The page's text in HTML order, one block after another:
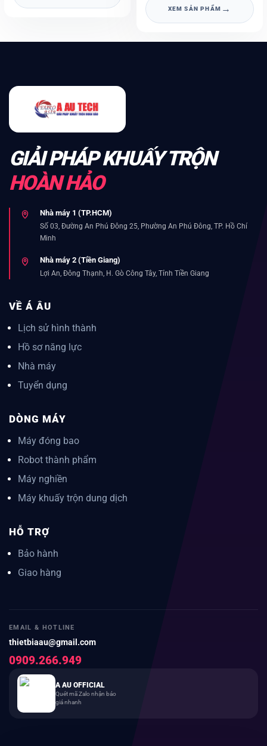
XEM SẢN PHẨM →
GIẢI PHÁP KHUẤY TRỘN
HOÀN HẢO
Nhà máy 1 (TP.HCM)
Số 03, Đường An Phú Đông 25, Phường An Phú Đông, TP. Hồ Chí
Minh
Nhà máy 2 (Tiền Giang)
Lợi An, Đông Thạnh, H. Gò Công Tây, Tỉnh Tiền Giang
VỀ Á ÂU
Lịch sử hình thành
Hồ sơ năng lực
Nhà máy
Tuyển dụng
DÒNG MÁY
Máy đóng bao
Robot thành phẩm
Máy nghiền
Máy khuấy trộn dung dịch
HỖ TRỢ
Bảo hành
Giao hàng
EMAIL & HOTLINE
thietbiaau@gmail.com
0909.266.949
A AU OFFICIAL
Quét mã Zalo nhận báo
giá nhanh